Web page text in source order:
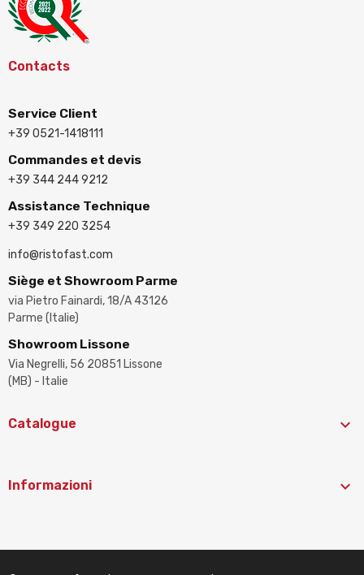
Contacts
Service Client
+39 0521-1418111
Commandes et devis
+39 344 244 9212
Assistance Technique
+39 349 220 3254
info@ristofast.com
Siège et Showroom Parme
via Pietro Fainardi, 18/A 43126
Parme (Italie)
Showroom Lissone
Via Negrelli, 56 20851 Lissone
(MB) - Italie
Catalogue 
Informazioni 